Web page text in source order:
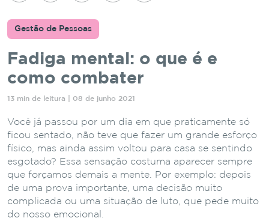
Gestão de Pessoas
Fadiga mental: o que é e
como combater
13 min de leitura | 08 de junho 2021
Você já passou por um dia em que praticamente só
ficou sentado, não teve que fazer um grande esforço
físico, mas ainda assim voltou para casa se sentindo
esgotado? Essa sensação costuma aparecer sempre
que forçamos demais a mente. Por exemplo: depois
de uma prova importante, uma decisão muito
complicada ou uma situação de luto, que pede muito
do nosso emocional.